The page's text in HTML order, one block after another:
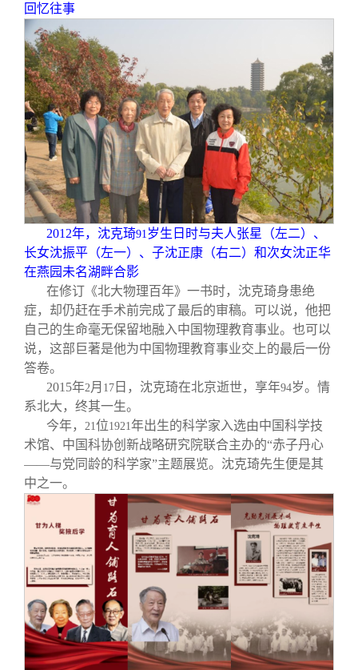
回忆往事
2012年，沈克琦91岁生日时与夫人张星（左二）、
长女沈振平（左一）、子沈正康（右二）和次女沈正华
在燕园未名湖畔合影
在修订《北大物理百年》一书时，沈克琦身患绝
症，却仍赶在手术前完成了最后的审稿。可以说，他把
自己的生命毫无保留地融入中国物理教育事业。也可以
说，这部巨著是他为中国物理教育事业交上的最后一份
答卷。
2015年2月 17 日，沈克琦在北京逝世，享年94岁。情
系北大，终其一生。
今年， 21位1921年出生的科学家入选由中国科学技
术馆、中国科协创新战略研究院联合主办的“赤子丹心
——与党同龄的科学家”主题展览。沈克琦先生便是其
中之一。